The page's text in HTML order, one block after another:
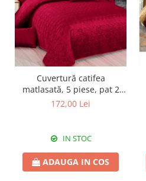
Cuvertură catifea
matlasată, 5 piese, pat 2
persoane, 220x240 cm,
172,00 Lei
IN STOC
ADAUGA IN COS